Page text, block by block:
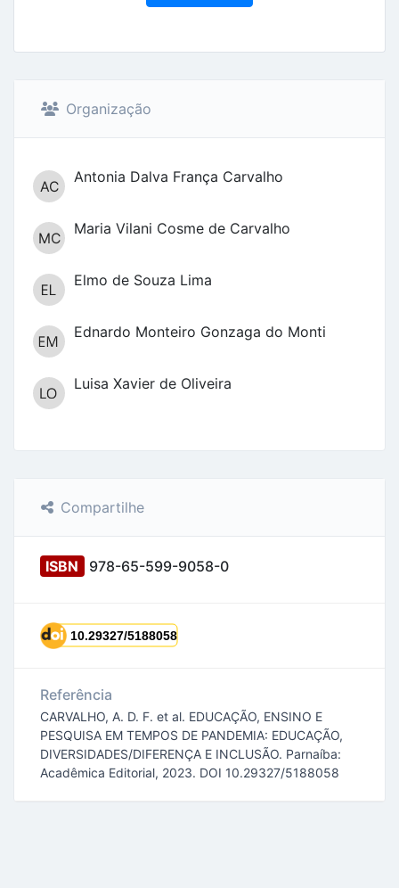
Organização
Antonia Dalva França Carvalho
Maria Vilani Cosme de Carvalho
Elmo de Souza Lima
Ednardo Monteiro Gonzaga do Monti
Luisa Xavier de Oliveira
Compartilhe
ISBN 978-65-599-9058-0
Referência
CARVALHO, A. D. F. et al. EDUCAÇÃO, ENSINO E
PESQUISA EM TEMPOS DE PANDEMIA: EDUCAÇÃO,
DIVERSIDADES/DIFERENÇA E INCLUSÃO. Parnaíba:
Acadêmica Editorial, 2023. DOI 10.29327/5188058